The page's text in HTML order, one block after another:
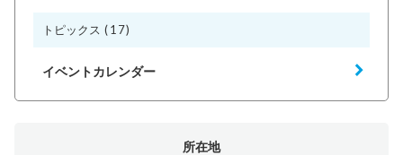
トピックス (17)
イベントカレンダー
所在地